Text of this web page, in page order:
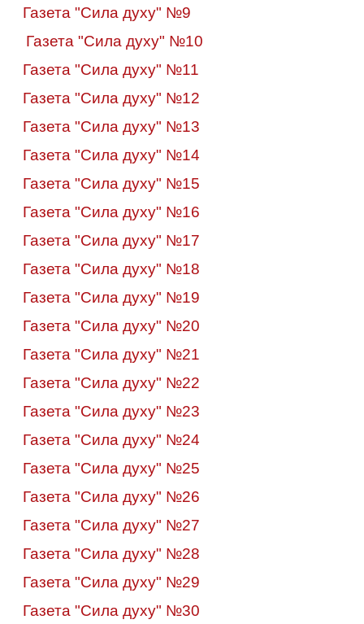
Газета "Сила духу" №9
Газета "Сила духу" №10
Газета "Сила духу" №11
Газета "Сила духу" №12
Газета "Сила духу" №13
Газета "Сила духу" №14
Газета "Сила духу" №15
Газета "Сила духу" №16
Газета "Сила духу" №17
Газета "Сила духу" №18
Газета "Сила духу" №19
Газета "Сила духу" №20
Газета "Сила духу" №21
Газета "Сила духу" №22
Газета "Сила духу" №23
Газета "Сила духу" №24
Газета "Сила духу" №25
Газета "Сила духу" №26
Газета "Сила духу" №27
Газета "Сила духу" №28
Газета "Сила духу" №29
Газета "Сила духу" №30